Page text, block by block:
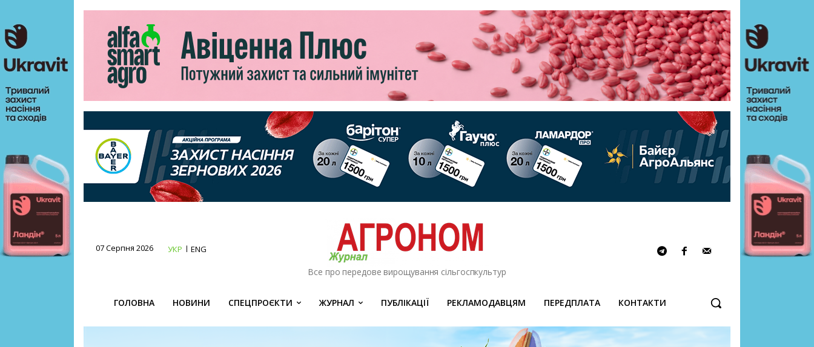
07 Серпня 2026 УКР ENG
Все про передове вирощування сільгоспкультур
ГОЛОВНА НОВИНИ СПЕЦПРОЄКТИ ЖУРНАЛ ПУБЛІКАЦІЇ РЕКЛАМОДАВЦЯМ ПЕРЕДПЛАТА КОНТАКТИ